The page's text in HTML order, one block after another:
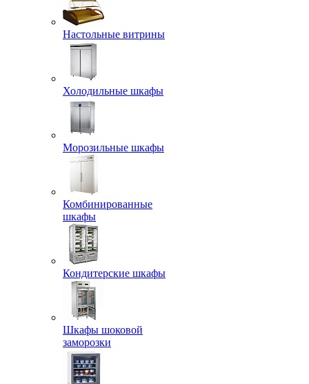
Настольные витрины
Холодильные шкафы
Морозильные шкафы
Комбинированные
шкафы
Кондитерские шкафы
Шкафы шоковой
заморозки